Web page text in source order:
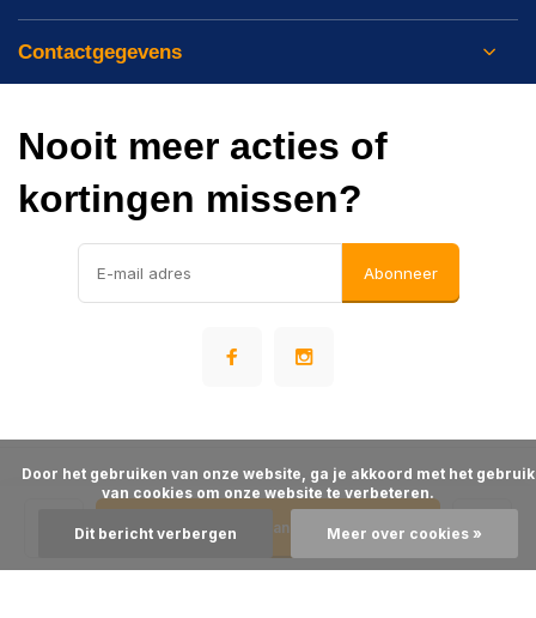
Toevoegen aan winkelwagen
Contactgegevens
Nooit meer acties of
kortingen missen?
Abonneer
Algemene voorwaarden Disclaimer Privacy Policy Sitemap
© Warehousesupply- Theme made byWebdinge
van cookies om onze website te verbeteren.
Dit bericht verbergen Meer over cookies »